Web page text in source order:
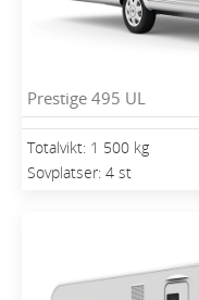
Prestige 495 UL
Totalvikt: 1 500 kg
Sovplatser: 4 st